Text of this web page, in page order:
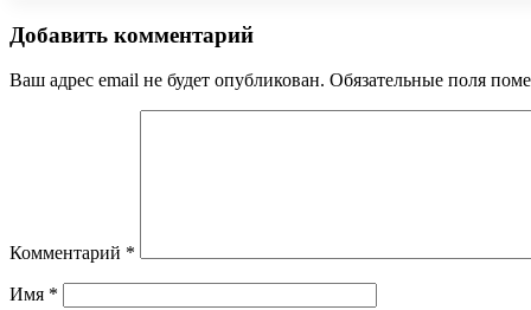
Добавить комментарий
Ваш адрес email не будет опубликован. Обязательные поля
Комментарий *
Имя *